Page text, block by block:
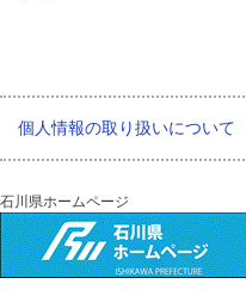
個人情報の取り扱いについて
石川県ホームページ